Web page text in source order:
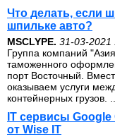
Что делать, если
шпильке авто?
MSCLYPE. 31-03-2021
Группа компаний
таможенного
порт Восточный.
оказываем услуги
контейнерных грузов. ...
IT сервисы
от Wise IT